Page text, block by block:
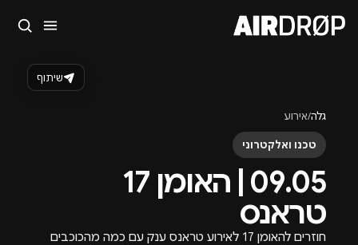
גלה/אירוע
טכנו ואלקטרוני
09.05 | האומן 17
טראנס
חוזרים להאומן 17 לאירוע טראנס ענק עם כמה מהכוכבים
שיתוף
סגור